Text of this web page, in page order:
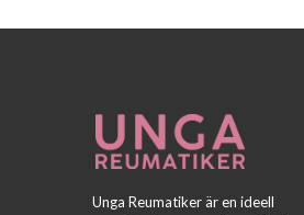
Unga Reumatiker är en ideell